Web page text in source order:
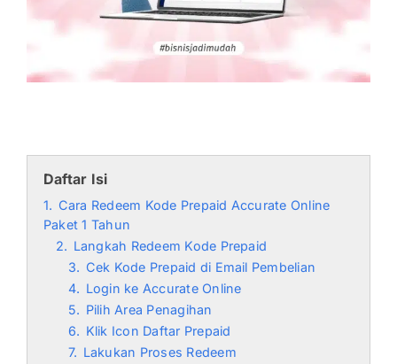
Daftar Isi
1. Cara Redeem Kode Prepaid Accurate Online
Paket 1 Tahun
2. Langkah Redeem Kode Prepaid
3. Cek Kode Prepaid di Email Pembelian
4. Login ke Accurate Online
5. Pilih Area Penagihan
6. Klik Icon Daftar Prepaid
7. Lakukan Proses Redeem